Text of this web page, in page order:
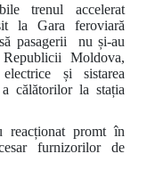
trenul accelerat
la Gara feroviară
pasagerii nu și-au
Moldova,
și sistarea
călătorilor la stația
reacționat promt în
furnizorilor de